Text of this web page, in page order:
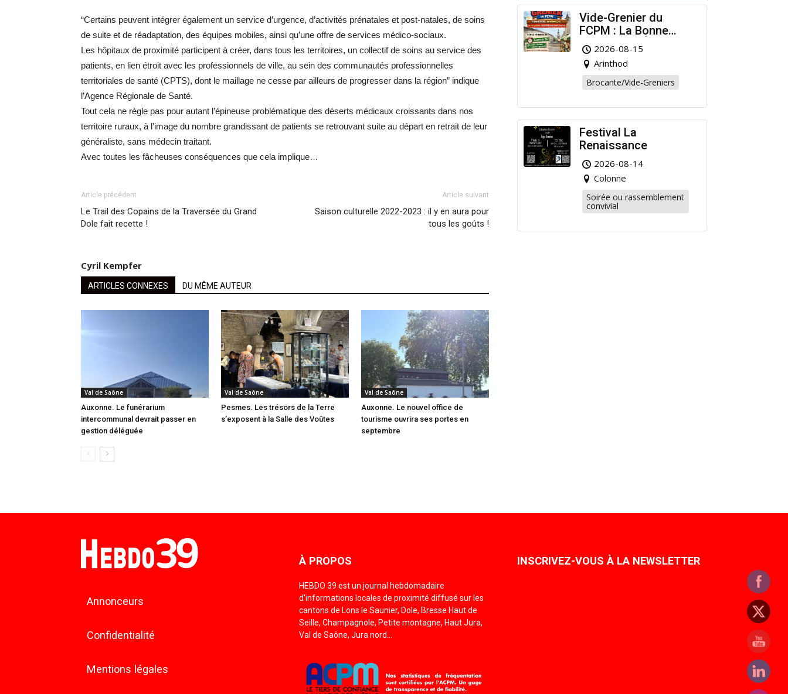
“Certains peuvent intégrer également un service d’urgence, d’activités prénatales et post-natales, de soins
de suite et de réadaptation, des équipes mobiles, ainsi qu’une offre de services médico-sociaux.
Les hôpitaux de proximité participent à créer, dans tous les territoires, un collectif de soins au service des
patients, en lien étroit avec les professionnels de ville, au sein des communautés professionnelles
territoriales de santé (CPTS), dont le maillage ne cesse par ailleurs de progresser dans la région” indique
l’Agence Régionale de Santé.
Tout cela ne règle pas pour autant l’épineuse problématique des déserts médicaux croissants dans nos
territoire ruraux, à l’image du nombre grandissant de patients se retrouvant suite au départ en retrait de leur
généraliste, sans médecin traitant.
Avec toutes les fâcheuses conséquences que cela implique…
Article précédent
Le Trail des Copains de la Traversée du Grand
Dole fait recette !
Article suivant
Saison culturelle 2022-2023 : il y en aura pour
tous les goûts !
Cyril Kempfer
ARTICLES CONNEXES DU MÊME AUTEUR
Val de Saône
Auxonne. Le funérarium
intercommunal devrait passer en
gestion déléguée
Val de Saône
Pesmes. Les trésors de la Terre
s’exposent à la Salle des Voûtes
Val de Saône
Auxonne. Le nouvel office de
tourisme ouvrira ses portes en
septembre
Vide-Grenier du
FCPM : La Bonne
Affaire de l’Été à
Arinthod !
2026-08-15
Arinthod
Brocante/Vide-Greniers
Festival La
Renaissance
2026-08-14
Colonne
Soirée ou rassemblement
convivial